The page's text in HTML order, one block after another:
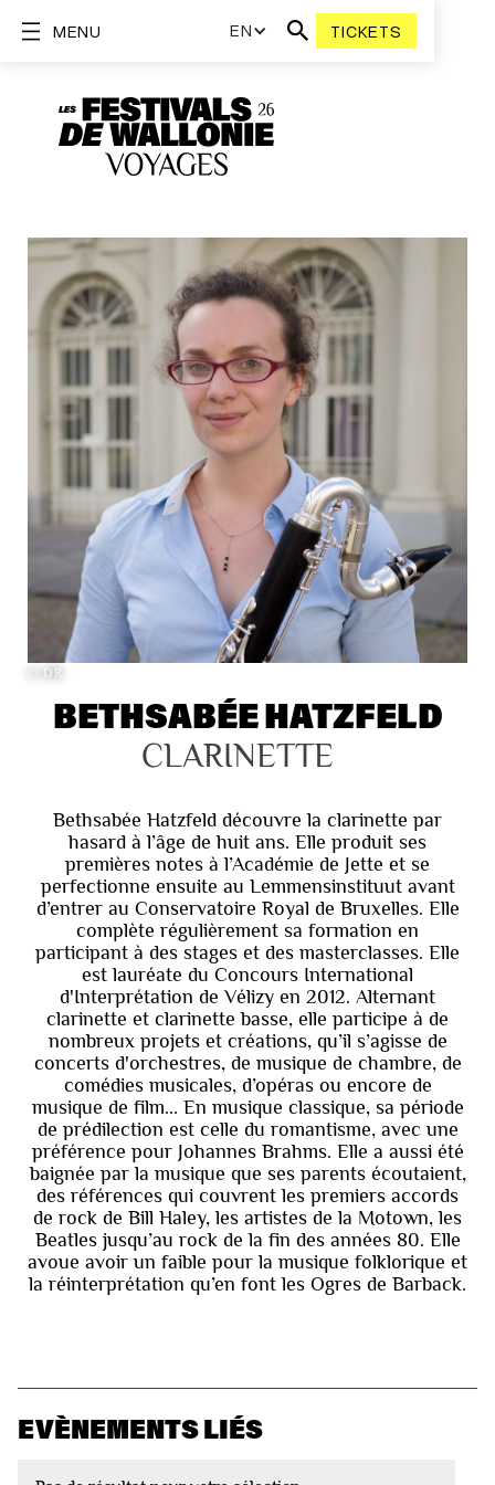
EN TICKETS
MENU
© DR
BETHSABÉE HATZFELD
CLARINETTE
Bethsabée Hatzfeld découvre la clarinette par
hasard à l’âge de huit ans. Elle produit ses
premières notes à l’Académie de Jette et se
perfectionne ensuite au Lemmensinstituut avant
d’entrer au Conservatoire Royal de Bruxelles. Elle
complète régulièrement sa formation en
participant à des stages et des masterclasses. Elle
est lauréate du Concours International
d'Interprétation de Vélizy en 2012. Alternant
clarinette et clarinette basse, elle participe à de
nombreux projets et créations, qu’il s’agisse de
concerts d'orchestres, de musique de chambre, de
comédies musicales, d’opéras ou encore de
musique de film... En musique classique, sa période
de prédilection est celle du romantisme, avec une
préférence pour Johannes Brahms. Elle a aussi été
baignée par la musique que ses parents écoutaient,
des références qui couvrent les premiers accords
de rock de Bill Haley, les artistes de la Motown, les
Beatles jusqu’au rock de la fin des années 80. Elle
avoue avoir un faible pour la musique folklorique et
la réinterprétation qu’en font les Ogres de Barback.
EVÈNEMENTS LIÉS